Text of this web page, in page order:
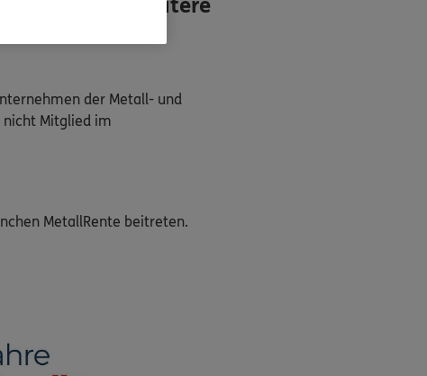
- für weitere
der Metall- und
nicht Mitglied im
MetallRente beitreten.